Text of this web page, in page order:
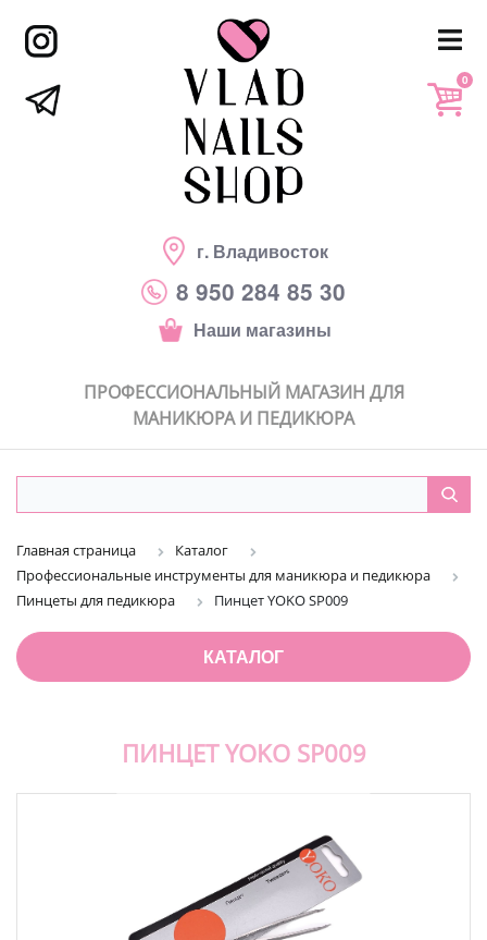
г. Владивосток
8 950 284 85 30
Наши магазины
0
ПРОФЕССИОНАЛЬНЫЙ МАГАЗИН ДЛЯ
МАНИКЮРА И ПЕДИКЮРА
Главная страница
Каталог
Профессиональные инструменты для маникюра и педикюра
Пинцеты для педикюра
Пинцет YOKO SP009
КАТАЛОГ
ПИНЦЕТ YOKO SP009